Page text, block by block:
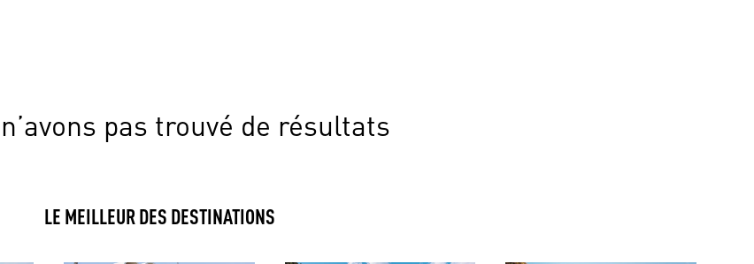
pas trouvé de résultats
LE MEILLEUR DES DESTINATIONS